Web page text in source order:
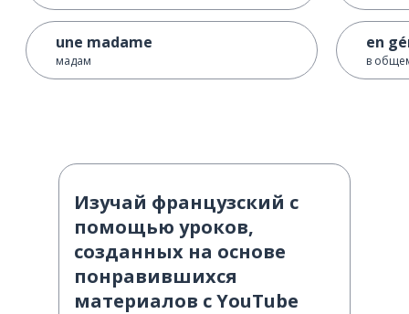
une madame
мадам
en
в
Изучай французский с
помощью уроков,
созданных на основе
понравившихся
материалов с YouTube